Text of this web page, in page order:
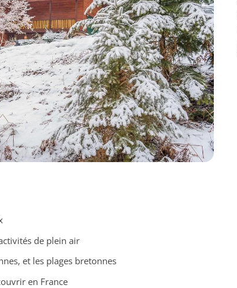
de plein air
et les plages bretonnes
en France